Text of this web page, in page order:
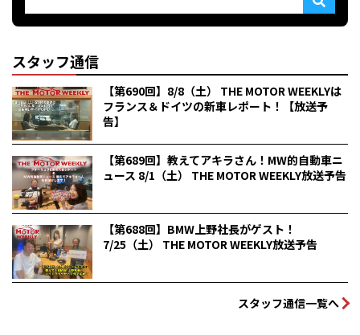
スタッフ通信
【第690回】8/8（土） THE MOTOR WEEKLYは
フランス＆ドイツの新車レポート！【放送予
告】
【第689回】教えてアキラさん！MW的自動車ニ
ュース 8/1（土） THE MOTOR WEEKLY放送予告
【第688回】BMW上野社長がゲスト！
7/25（土） THE MOTOR WEEKLY放送予告
スタッフ通信一覧へ